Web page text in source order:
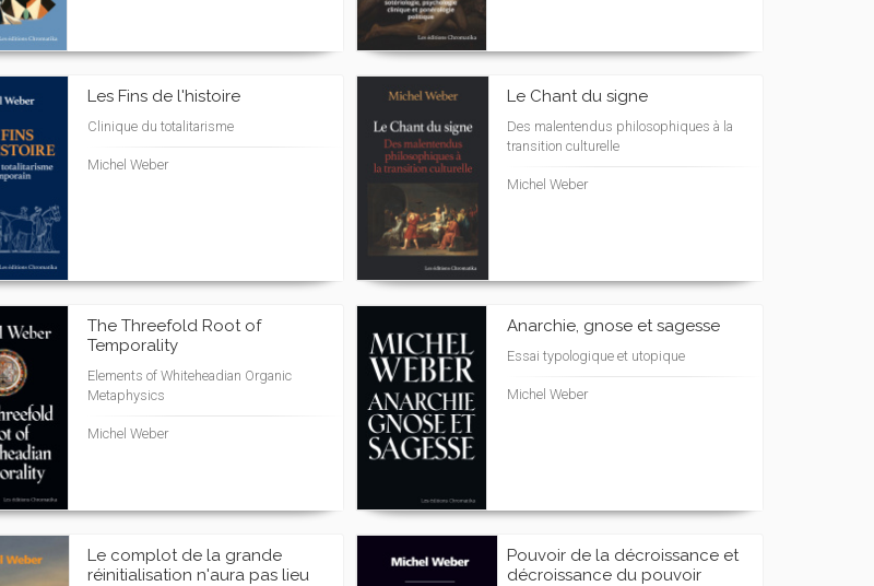
Les Fins de l'histoire
Clinique du totalitarisme
Michel Weber
Le Chant du signe
Des malentendus philosophiques à la
transition culturelle
Michel Weber
The Threefold Root of
Temporality
Elements of Whiteheadian Organic
Metaphysics
Michel Weber
Anarchie, gnose et sagesse
Essai typologique et utopique
Michel Weber
Le complot de la grande
réinitialisation n'aura pas lieu
Pouvoir de la décroissance et
décroissance du pouvoir